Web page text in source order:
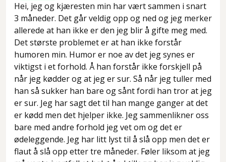
Hei, jeg og kjæresten min har vært sammen i snart
3 måneder. Det går veldig opp og ned og jeg merker
allerede at han ikke er den jeg blir å gifte meg med.
Det største problemet er at han ikke forstår
humoren min. Humor er noe av det jeg synes er
viktigst i et forhold. Å han forstår ikke forskjell på
når jeg kødder og at jeg er sur. Så når jeg tuller med
han så sukker han bare og sånt fordi han tror at jeg
er sur. Jeg har sagt det til han mange ganger at det
er kødd men det hjelper ikke. Jeg sammenlikner oss
bare med andre forhold jeg vet om og det er
ødeleggende. Jeg har litt lyst til å slå opp men det er
flaut å slå opp etter tre måneder. Føler liksom at jeg